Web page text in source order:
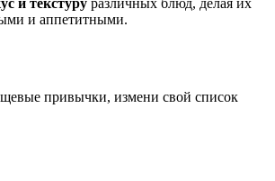
и аппетитными.
привычки, измени свой список